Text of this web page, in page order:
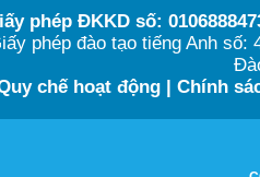
phép ĐKKD số:
phép đào tạo tiếng Anh
chế hoạt động| Chính